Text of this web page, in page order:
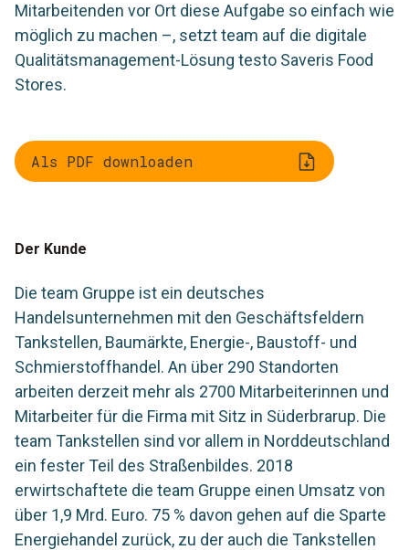
Mitarbeitenden vor Ort diese Aufgabe so einfach wie
möglich zu machen –, setzt team auf die digitale
Qualitätsmanagement-Lösung testo Saveris Food
Stores.
Als PDF downloaden
Der Kunde
Die team Gruppe ist ein deutsches
Handelsunternehmen mit den Geschäftsfeldern
Tankstellen, Baumärkte, Energie-, Baustoff- und
Schmierstoffhandel. An über 290 Standorten
arbeiten derzeit mehr als 2700 Mitarbeiterinnen und
Mitarbeiter für die Firma mit Sitz in Süderbrarup. Die
team Tankstellen sind vor allem in Norddeutschland
ein fester Teil des Straßenbildes. 2018
erwirtschaftete die team Gruppe einen Umsatz von
über 1,9 Mrd. Euro. 75 % davon gehen auf die Sparte
Energiehandel zurück, zu der auch die Tankstellen